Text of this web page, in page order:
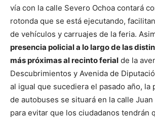
vía con la calle Severo Ochoa contará
rotonda que se está ejecutando,
de vehículos y carruajes de la feria.
presencia policial a lo largo de las
más próximas al recinto ferial de la
Descubrimientos y Avenida de
al igual que sucediera el pasado año, la
de autobuses se situará en la calle Juan
para evitar que los ciudadanos tendrán